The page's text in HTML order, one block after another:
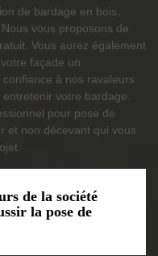
de bardage en bois,
vous proposons de
Vous aurez également
façade un
à nos ravaleurs
votre bardage.
pour pose de
et non décevant qui vous
de la société
la pose de